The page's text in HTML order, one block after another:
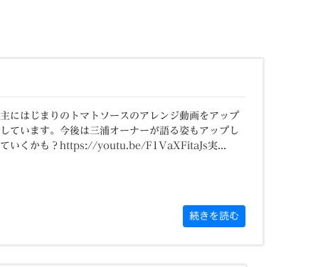
主にはじまりのトマトソースのアレンジ動画をアップ
しています。今後は三浦オーナーが語る姿もアップし
ていくかも？https://youtu.be/F1VaXFitaJs実...
続きを読む